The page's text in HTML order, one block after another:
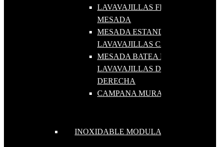
LAVAVAJILLAS FRONTAL BAJO
MESADA
MESADA ESTANDAR PARA
LAVAVAJILLAS CAPOTA
MESADA BATEA PARA
LAVAVAJILLAS DE CAPOTA
DERECHA
CAMPANA MURAL 1010 LAVADO
INOXIDABLE MODULAR